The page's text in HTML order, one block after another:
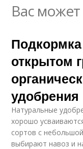
Вас может
открытом
удобрения
Натуральные
хорошо
сортов с
выбирают навоз и